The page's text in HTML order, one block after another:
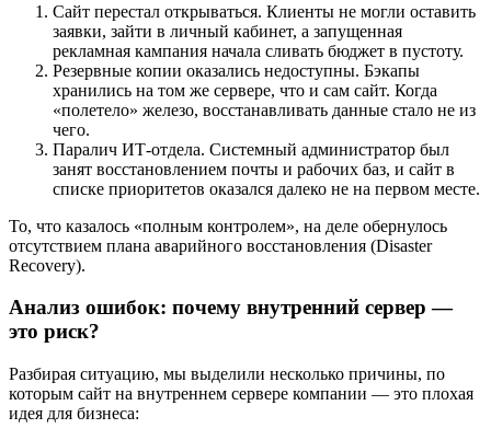
Сайт перестал открываться. Клиенты не могли оставить
заявки, зайти в личный кабинет, а запущенная
рекламная кампания начала сливать бюджет в пустоту.
Резервные копии оказались недоступны. Бэкапы
хранились на том же сервере, что и сам сайт. Когда
«полетело» железо, восстанавливать данные стало не из
чего.
Паралич ИТ-отдела. Системный администратор был
занят восстановлением почты и рабочих баз, и сайт в
списке приоритетов оказался далеко не на первом месте.
То, что казалось «полным контролем», на деле обернулось
отсутствием плана аварийного восстановления (Disaster
Recovery).
Анализ ошибок: почему внутренний сервер —
это риск?
Разбирая ситуацию, мы выделили несколько причины, по
которым сайт на внутреннем сервере компании — это плохая
идея для бизнеса: